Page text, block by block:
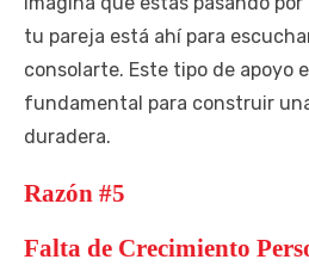
tu pareja está ahí para
consolarte. Este tipo de apoyo
fundamental para construir
duradera.
Razón #5
Falta de Crecimiento